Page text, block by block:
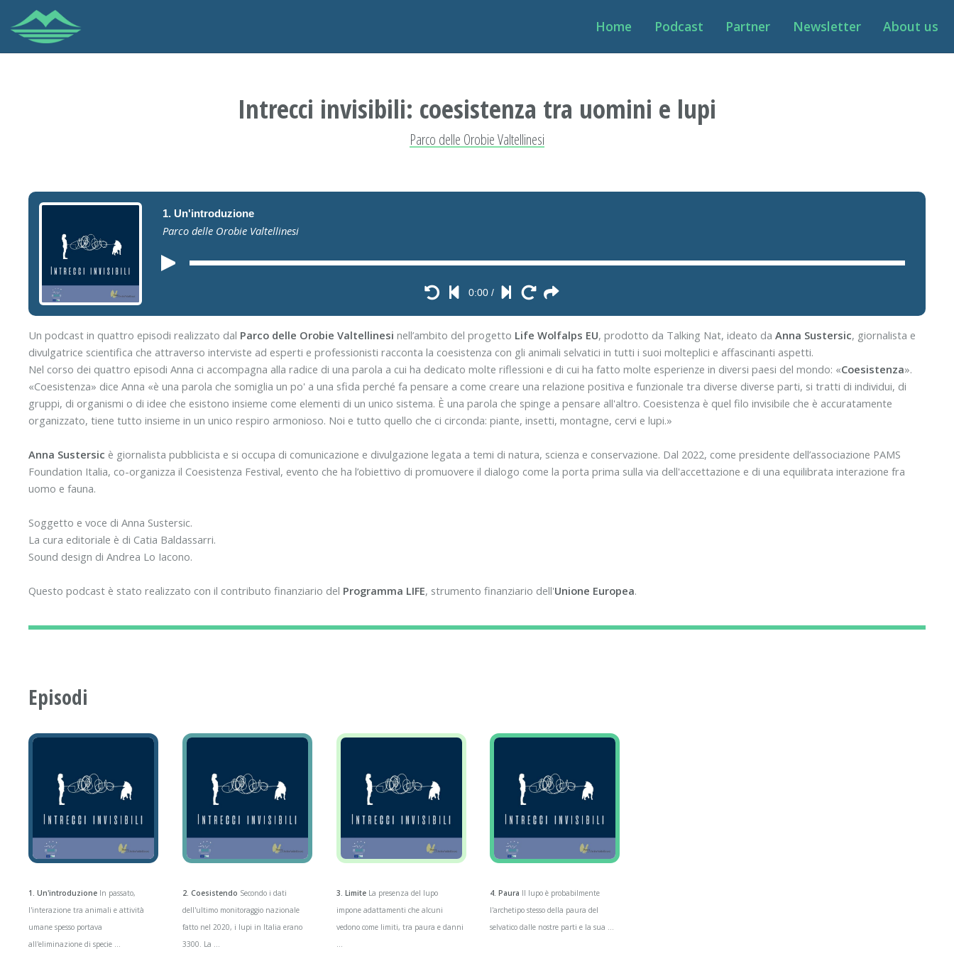
Home Podcast Partner Newsletter About us
Intrecci invisibili: coesistenza tra uomini e lupi
Parco delle Orobie Valtellinesi
1. Un'introduzione
Parco delle Orobie Valtellinesi
0:00 /
Un podcast in quattro episodi realizzato dal Parco delle Orobie Valtellinesi nell’ambito del progetto Life Wolfalps EU, prodotto da Talking Nat, ideato daAnna Sustersic, giornalista e
divulgatrice scientifica che attraverso interviste ad esperti e professionisti racconta la coesistenza con gli animali selvatici in tutti i suoi molteplici e affascinanti aspetti.
Nel corso dei quattro episodi Anna ci accompagna alla radice di una parola a cui ha dedicato molte riflessioni e di cui ha fatto molte esperienze in diversi paesi del mondo: «Coesistenza».
«Coesistenza» dice Anna «è una parola che somiglia un po' a una sfida perché fa pensare a come creare una relazione positiva e funzionale tra diverse diverse parti, si tratti di individui, di
gruppi, di organismi o di idee che esistono insieme come elementi di un unico sistema. È una parola che spinge a pensare all'altro. Coesistenza è quel filo invisibile che è accuratamente
organizzato, tiene tutto insieme in un unico respiro armonioso. Noi e tutto quello che ci circonda: piante, insetti, montagne, cervi e lupi.»
Anna Sustersic è giornalista pubblicista e si occupa di comunicazione e divulgazione legata a temi di natura, scienza e conservazione. Dal 2022, come presidente dell’associazione PAMS
Foundation Italia, co-organizza il Coesistenza Festival, evento che ha l’obiettivo di promuovere il dialogo come la porta prima sulla via dell'accettazione e di una equilibrata interazione fra
uomo e fauna.
Soggetto e voce di Anna Sustersic.
La cura editoriale è di Catia Baldassarri.
Sound design di Andrea Lo Iacono.
Questo podcast è stato realizzato con il contributo finanziario del Programma LIFE, strumento finanziario dell'Unione Europea.
Episodi
1. Un'introduzione In passato,
l'interazione tra animali e attività
umane spesso portava
all'eliminazione di specie ...
2. Coesistendo Secondo i dati
dell'ultimo monitoraggio nazionale
fatto nel 2020, i lupi in Italia erano
3300. La ...
3. LimiteLa presenza del lupo
impone adattamenti che alcuni
vedono come limiti, tra paura e danni
4. Paura Il lupo è probabilmente
l'archetipo stesso della paura del
selvatico dalle nostre parti e la sua ...